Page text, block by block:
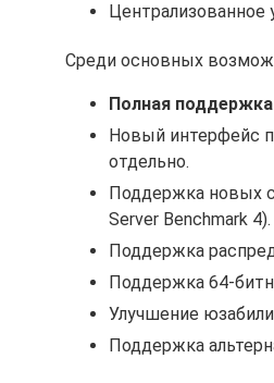
Централизованное
Среди основных
Полная
Новый интерфейс
отдельно.
Поддержка новых
Server Benchmark 4).
Поддержка
Поддержка 64-
Улучшение
Поддержка